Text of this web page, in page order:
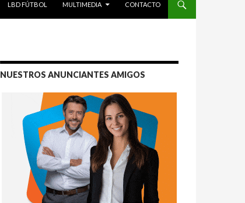
LBD FÚTBOL MULTIMEDIA CONTACTO
NUESTROS ANUNCIANTES AMIGOS